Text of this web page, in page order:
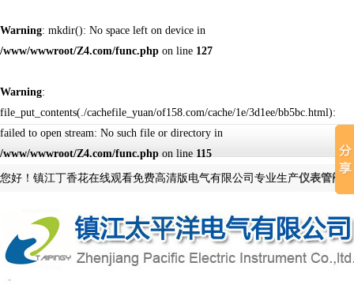
Warning: mkdir(): No space left on device in
/www/wwwroot/Z4.com/func.php on line 127
Warning:
file_put_contents(./cachefile_yuan/of158.com/cache/1e/3d1ee/bb5bc.html):
failed to open stream: No such file or directory in
/www/wwwroot/Z4.com/func.php on line 115
您好！镇江丁香花在线观看免费高清版电气有限公司专业生产仪表管阀件